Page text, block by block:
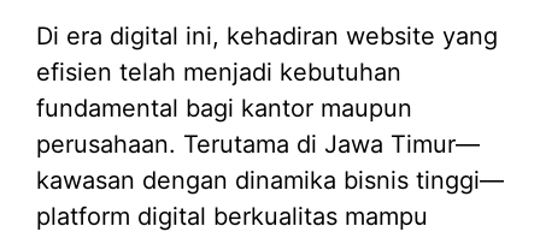
Di era digital ini, kehadiran website yang
efisien telah menjadi kebutuhan
fundamental bagi kantor maupun
perusahaan. Terutama di Jawa Timur—
kawasan dengan dinamika bisnis tinggi—
platform digital berkualitas mampu